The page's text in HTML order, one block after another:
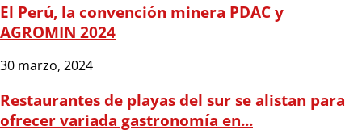
El Perú, la convención minera PDAC y
AGROMIN 2024
30 marzo, 2024
Restaurantes de playas del sur se alistan para
ofrecer variada gastronomía en...